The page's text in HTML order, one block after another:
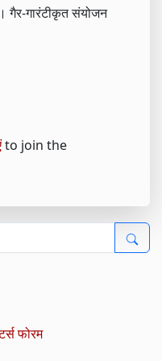
गैर-गारंटीकृत संयोजन
to join the
फोरम